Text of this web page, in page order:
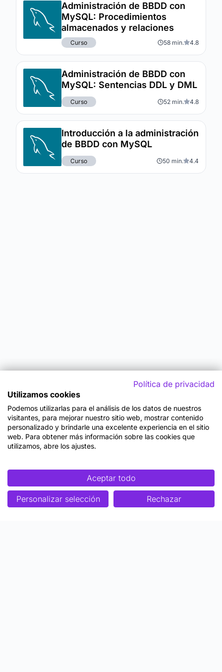
Administración de BBDD con
MySQL: Procedimientos
almacenados y relaciones
Curso 58 min. 4.8
Administración de BBDD con
MySQL: Sentencias DDL y DML
Curso 52 min. 4.8
Introducción a la administración
de BBDD con MySQL
Curso 50 min. 4.4
Política de privacidad
Utilizamos cookies
Podemos utilizarlas para el análisis de los datos de nuestros
visitantes, para mejorar nuestro sitio web, mostrar contenido
personalizado y brindarle una excelente experiencia en el sitio
web. Para obtener más información sobre las cookies que
utilizamos, abre los ajustes.
Aceptar todo
Personalizar selección Rechazar